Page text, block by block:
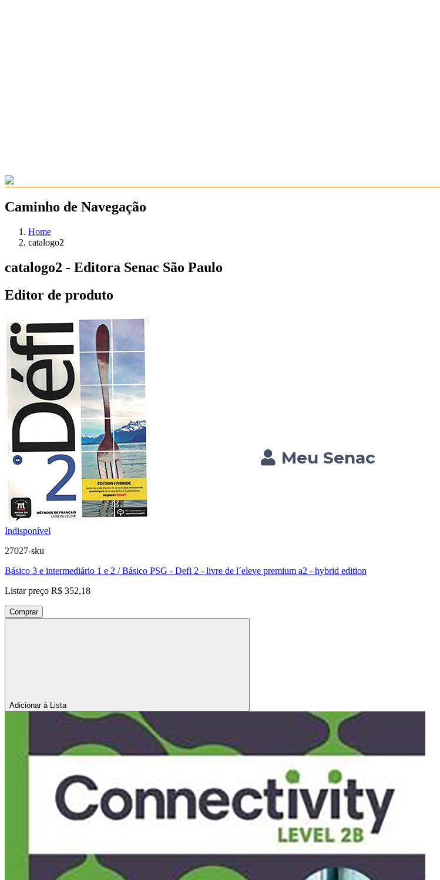
Meu Senac
Caminho de Navegação
Home
catalogo2
catalogo2 - Editora Senac São Paulo
Editor de produto
Indisponível
27027-sku
Básico 3 e intermediário 1 e 2 / Básico PSG - Defi 2 - livre de l´eleve premium a2 - hybrid edition
Listar preço R$ 352,18
Comprar
Adicionar à Lista